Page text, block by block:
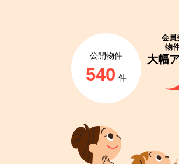
会員
物
大幅
公開物件
540 件